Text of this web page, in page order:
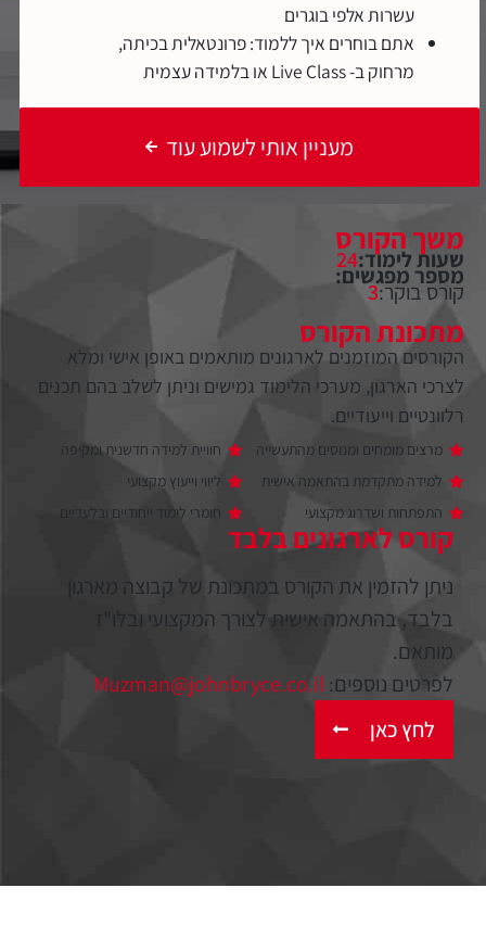
עשרות אלפי בוגרים
אתם בוחרים איך ללמוד: פרונטאלית בכיתה,
מרחוק ב- Live Class או בלמידה עצמית
מעניין אותי לשמוע עוד
קורס לארגונים בלבד
ניתן להזמין את הקורס במתכונת של קבוצה מארגון
בלבד, בהתאמה אישית לצורך המקצועי ובלו"ז
מותאם.
לפרטים נוספים: Muzman@johnbryce.co.il
לחץ כאן
משך הקורס
שעות לימוד:24
מספר מפגשים:
קורס בוקר:3
מתכונת הקורס
הקורסים המוזמנים לארגונים מותאמים באופן אישי ומלא
לצרכי הארגון, מערכי הלימוד גמישים וניתן לשלב בהם תכנים
רלוונטיים וייעודיים.
מרצים מומחים ומנוסים מהתעשייה
למידה מתקדמת בהתאמה אישית
התפתחות ושדרוג מקצועי
חוויית למידה חדשנית ומקיפה
ליווי וייעוץ מקצועי
חומרי לימוד ייחודיים ובלעדיים